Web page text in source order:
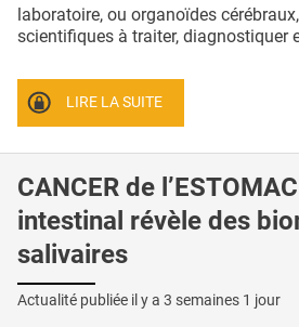
laboratoire, ou organoïdes
scientifiques à traiter, diagnostiquer
LIRE LA SUITE
CANCER de
intestinal révèle des
salivaires
Actualité publiée il y a 3 semaines 1 jour